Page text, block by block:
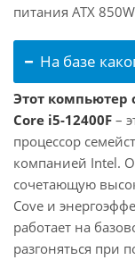
питания ATX
На базе
Этот компьютер
Core i5-12400F –
процессор
компанией Intel.
сочетающую
Cove и
работает на
разгоняться при